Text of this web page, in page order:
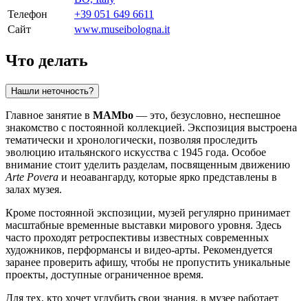
Телефон
+39 051 649 6611
Сайт
www.museibologna.it
Что делать
Нашли неточность?
Главное занятие в MAMbo — это, безусловно, неспешное
знакомство с постоянной коллекцией. Экспозиция выстроена
тематически и хронологически, позволяя проследить
эволюцию итальянского искусства с 1945 года. Особое
внимание стоит уделить разделам, посвященным движению
Arte Povera и неоавангарду, которые ярко представлены в
залах музея.
Кроме постоянной экспозиции, музей регулярно принимает
масштабные временные выставки мирового уровня. Здесь
часто проходят ретроспективы известных современных
художников, перформансы и видео-арты. Рекомендуется
заранее проверить афишу, чтобы не пропустить уникальные
проекты, доступные ограниченное время.
Для тех, кто хочет углубить свои знания, в музее работает